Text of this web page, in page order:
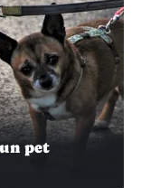
pet